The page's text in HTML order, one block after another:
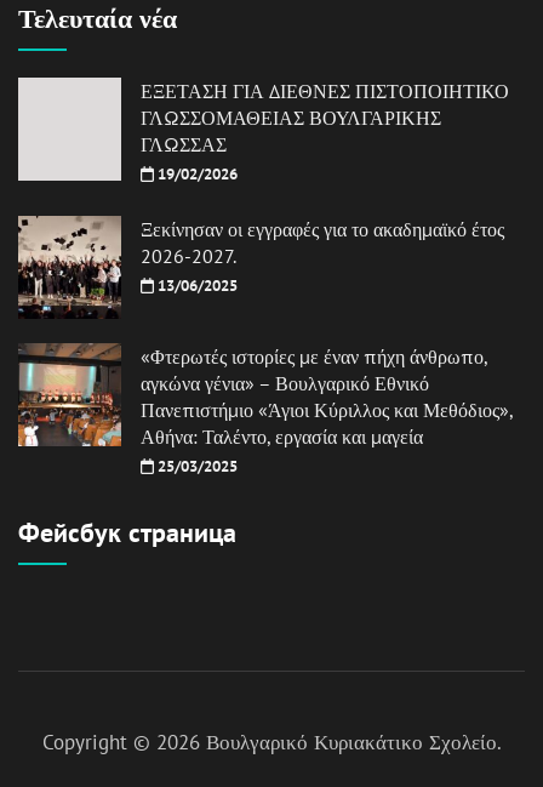
Τελευταία νέα
ΕΞΕΤΑΣΗ ΓΙΑ ΔΙΕΘΝΕΣ ΠΙΣΤΟΠΟΙΗΤΙΚΟ
ΓΛΩΣΣΟΜΑΘΕΙΑΣ ΒΟΥΛΓΑΡΙΚΗΣ
ΓΛΩΣΣΑΣ
19/02/2026
Ξεκίνησαν οι εγγραφές για το ακαδημαϊκό έτος
2026-2027.
13/06/2025
«Φτερωτές ιστορίες με έναν πήχη άνθρωπο,
αγκώνα γένια» – Βουλγαρικό Εθνικό
Πανεπιστήμιο «Άγιοι Κύριλλος και Μεθόδιος»,
Αθήνα: Ταλέντο, εργασία και μαγεία
25/03/2025
Фейсбук страница
Copyright © 2026 Βουλγαρικό Κυριακάτικο Σχολείο.